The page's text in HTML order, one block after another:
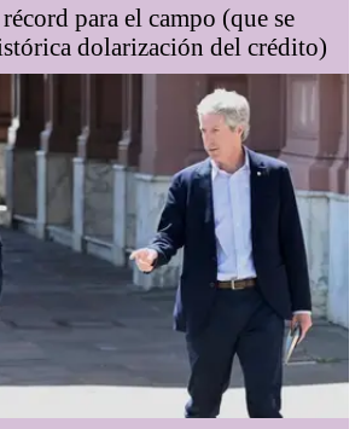
para el campo (que se
dolarización del crédito)